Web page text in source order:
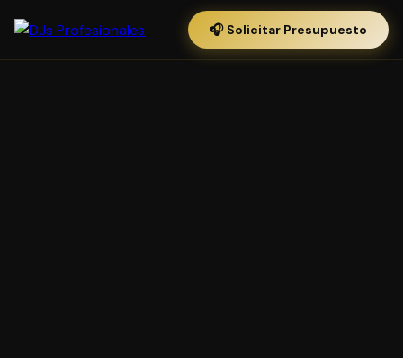
🎧 Solicitar Presupuesto